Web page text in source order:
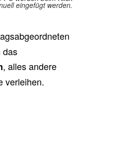
eingefügt werden.
das
, alles andere
verleihen.